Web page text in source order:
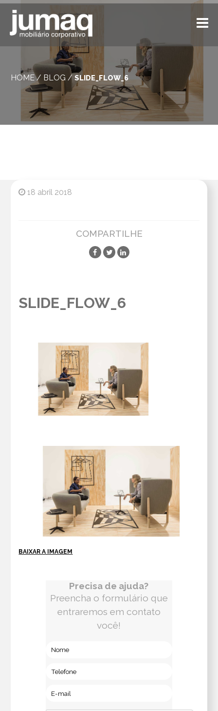
HOME/ BLOG /SLIDE_FLOW_6
18 abril 2018
COMPARTILHE
SLIDE_FLOW_6
BAIXAR A IMAGEM
Precisa de ajuda?
Preencha o formulário que
entraremos em contato
você!